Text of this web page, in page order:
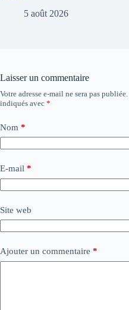
5 août 2026
Laisser un commentaire
Votre adresse e-mail ne sera pas publiée.
indiqués avec *
Nom *
E-mail *
Site web
Ajouter un commentaire *